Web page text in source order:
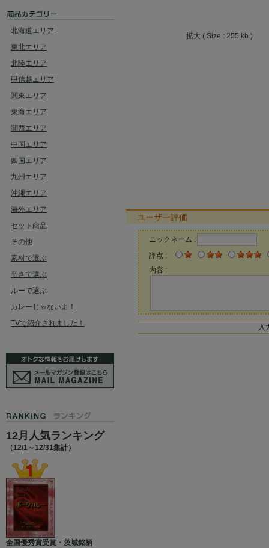
北海道エリア
東北エリア
北陸エリア
甲信越エリア
関東エリア
東海エリア
関西エリア
中国エリア
四国エリア
九州エリア
沖縄エリア
海外エリア
セット商品
その他
素材で選ぶ
辛さで選ぶ
ルーで選ぶ
カレーじゃないよ！
TVで紹介されました！
12月人気ランキング
（12/1～12/31集計）
全国優秀賞受賞・茨城銘柄
拡大 ( Size : 255 kb )
ユーザー評価
ニックネーム :
評点 :
内容 :
入